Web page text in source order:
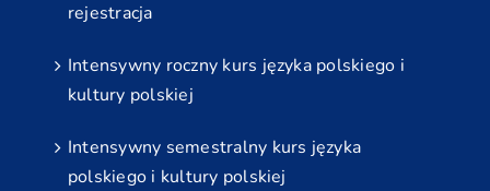
rejestracja
Intensywny roczny kurs języka polskiego i
kultury polskiej
Intensywny semestralny kurs języka
polskiego i kultury polskiej